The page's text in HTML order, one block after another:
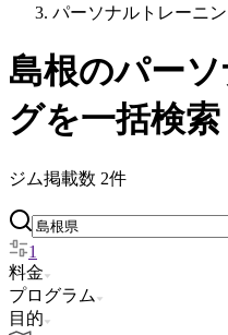
パーソナルトレーニ
島根のパー
グを一括検索
ジム掲載数 2件
1
料金
プログラム
目的